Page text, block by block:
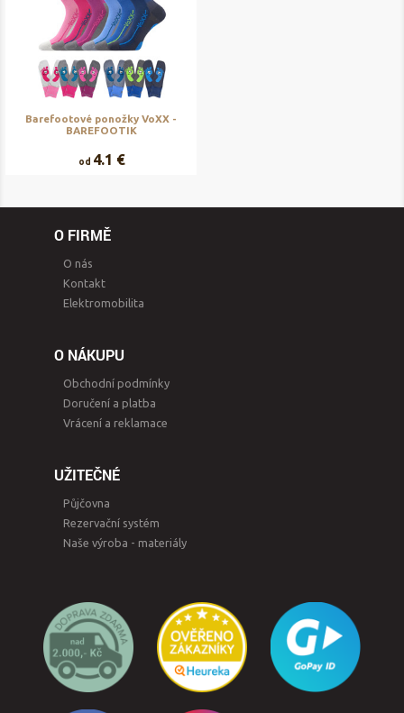
Barefootové ponožky VoXX -
BAREFOOTIK
od 4.1 €
O FIRMĚ
O nás
Kontakt
Elektromobilita
O NÁKUPU
Obchodní podmínky
Doručení a platba
Vrácení a reklamace
UŽITEČNÉ
Půjčovna
Rezervační systém
Naše výroba - materiály